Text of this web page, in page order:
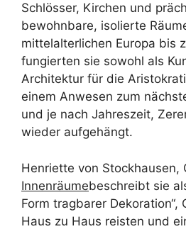
Schlösser, Kirchen und
bewohnbare, isolierte
mittelalterlichen Europa bis
fungierten sie sowohl als
Architektur für die
einem Anwesen zum
und je nach Jahreszeit,
wieder aufgehängt.
Henriette von Stockhausen,
Innenräumebeschreibt sie
Form tragbarer Dekoration“,
Haus zu Haus reisten und